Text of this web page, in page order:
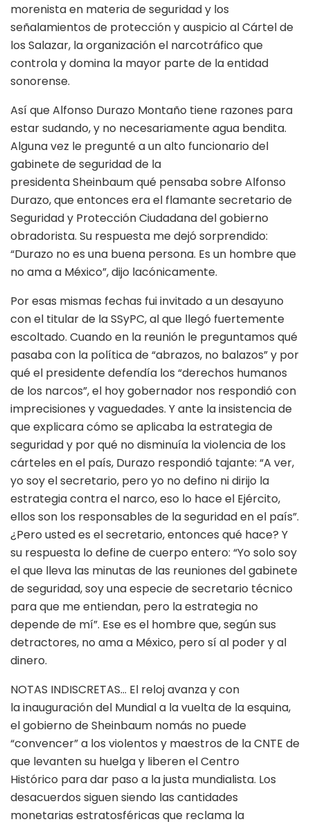
morenista en materia de seguridad y los
señalamientos de protección y auspicio al Cártel de
los Salazar, la organización el narcotráfico que
controla y domina la mayor parte de la entidad
sonorense.
Así que Alfonso Durazo Montaño tiene razones para
estar sudando, y no necesariamente agua bendita.
Alguna vez le pregunté a un alto funcionario del
gabinete de seguridad de la
presidenta Sheinbaum qué pensaba sobre Alfonso
Durazo, que entonces era el flamante secretario de
Seguridad y Protección Ciudadana del gobierno
obradorista. Su respuesta me dejó sorprendido:
“Durazo no es una buena persona. Es un hombre que
no ama a México”, dijo lacónicamente.
Por esas mismas fechas fui invitado a un desayuno
con el titular de la SSyPC, al que llegó fuertemente
escoltado. Cuando en la reunión le preguntamos qué
pasaba con la política de “abrazos, no balazos” y por
qué el presidente defendía los “derechos humanos
de los narcos”, el hoy gobernador nos respondió con
imprecisiones y vaguedades. Y ante la insistencia de
que explicara cómo se aplicaba la estrategia de
seguridad y por qué no disminuía la violencia de los
cárteles en el país, Durazo respondió tajante: “A ver,
yo soy el secretario, pero yo no defino ni dirijo la
estrategia contra el narco, eso lo hace el Ejército,
ellos son los responsables de la seguridad en el país”.
¿Pero usted es el secretario, entonces qué hace? Y
su respuesta lo define de cuerpo entero: “Yo solo soy
el que lleva las minutas de las reuniones del gabinete
de seguridad, soy una especie de secretario técnico
para que me entiendan, pero la estrategia no
depende de mí”. Ese es el hombre que, según sus
detractores, no ama a México, pero sí al poder y al
dinero.
NOTAS INDISCRETAS… El reloj avanza y con
la inauguración del Mundial a la vuelta de la esquina,
el gobierno de Sheinbaum nomás no puede
“convencer” a los violentos y maestros de la CNTE de
que levanten su huelga y liberen el Centro
Histórico para dar paso a la justa mundialista. Los
desacuerdos siguen siendo las cantidades
monetarias estratosféricas que reclama la